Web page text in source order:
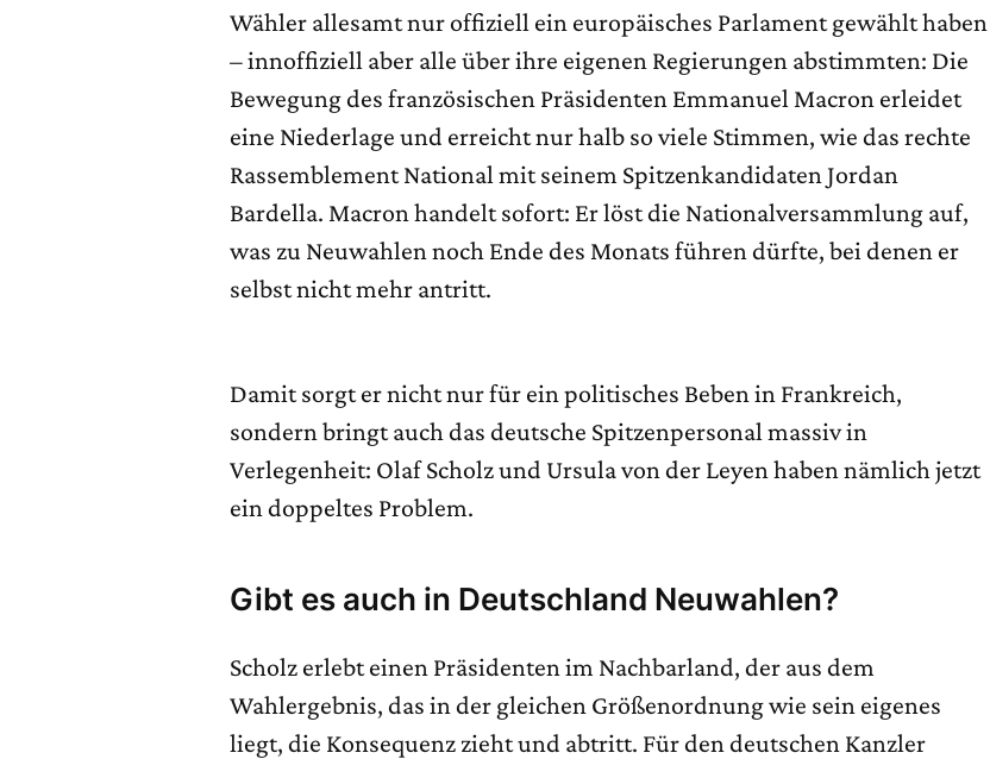
Wähler allesamt nur offiziell ein europäisches Parlament gewählt haben
– innoffiziell aber alle über ihre eigenen Regierungen abstimmten: Die
Bewegung des französischen Präsidenten Emmanuel Macron erleidet
eine Niederlage und erreicht nur halb so viele Stimmen, wie das rechte
Rassemblement National mit seinem Spitzenkandidaten Jordan
Bardella. Macron handelt sofort: Er löst die Nationalversammlung auf,
was zu Neuwahlen noch Ende des Monats führen dürfte, bei denen er
selbst nicht mehr antritt.
Damit sorgt er nicht nur für ein politisches Beben in Frankreich,
sondern bringt auch das deutsche Spitzenpersonal massiv in
Verlegenheit: Olaf Scholz und Ursula von der Leyen haben nämlich jetzt
ein doppeltes Problem.
Gibt es auch in Deutschland Neuwahlen?
Scholz erlebt einen Präsidenten im Nachbarland, der aus dem
Wahlergebnis, das in der gleichen Größenordnung wie sein eigenes
liegt, die Konsequenz zieht und abtritt. Für den deutschen Kanzler